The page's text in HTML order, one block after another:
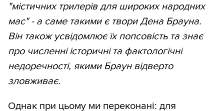
"містичних трилерів для широких народних
мас" - а саме такими є твори Дена Брауна.
Він також усвідомлює їх попсовість та знає
про численні історичні та фактологічні
недоречності, якими Браун відверто
зловживає.
Однак при цьому ми переконані: для